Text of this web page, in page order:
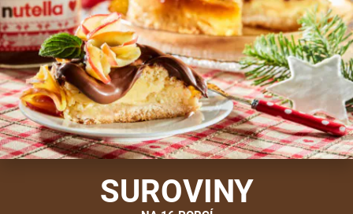
SUROVINY